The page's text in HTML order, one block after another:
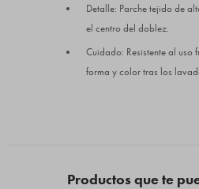
Detalle: Parche tejido de
el centro del doblez.
Cuidado: Resistente al uso
forma y color tras los
Productos que te